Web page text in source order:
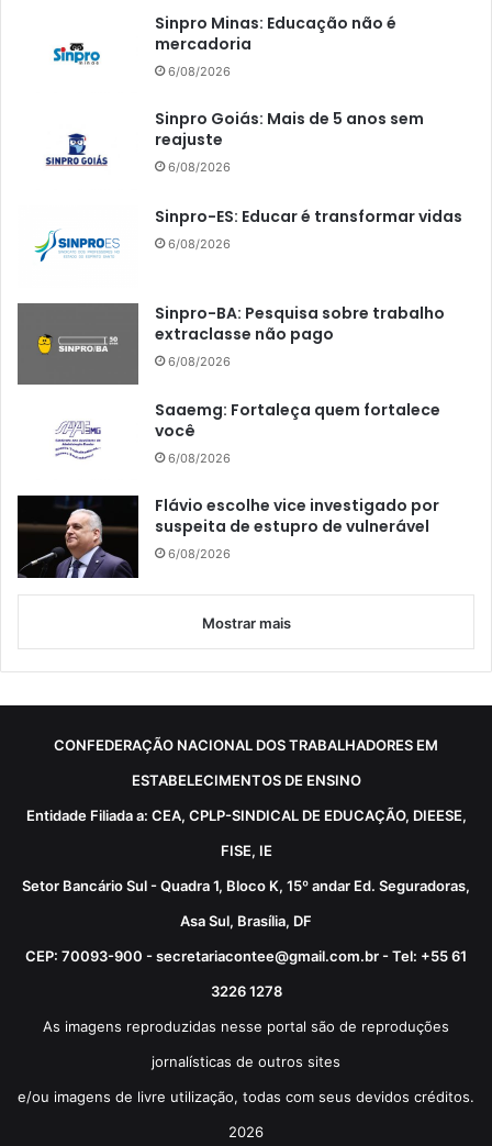
Sinpro Minas: Educação não é
mercadoria
6/08/2026
Sinpro Goiás: Mais de 5 anos sem
reajuste
6/08/2026
Sinpro-ES: Educar é transformar vidas
6/08/2026
Sinpro-BA: Pesquisa sobre trabalho
extraclasse não pago
6/08/2026
Saaemg: Fortaleça quem fortalece
você
6/08/2026
Flávio escolhe vice investigado por
suspeita de estupro de vulnerável
6/08/2026
Mostrar mais
CONFEDERAÇÃO NACIONAL DOS TRABALHADORES EM
ESTABELECIMENTOS DE ENSINO
Entidade Filiada a: CEA, CPLP-SINDICAL DE EDUCAÇÃO, DIEESE,
FISE, IE
Setor Bancário Sul - Quadra 1, Bloco K, 15º andar Ed. Seguradoras,
Asa Sul, Brasília, DF
CEP: 70093-900 - secretariacontee@gmail.com.br - Tel: +55 61
3226 1278
As imagens reproduzidas nesse portal são de reproduções
jornalísticas de outros sites
e/ou imagens de livre utilização, todas com seus devidos créditos.
2026